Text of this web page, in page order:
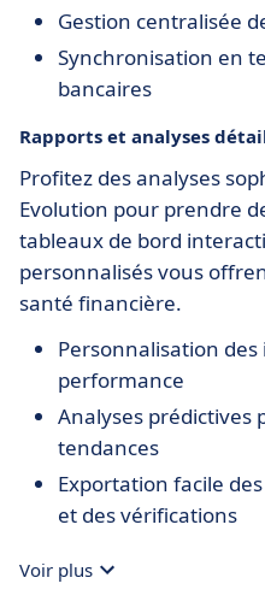
Gestion centralisée
Synchronisation en
bancaires
Rapports et analyses
Profitez des analyses
Evolution pour prendre
tableaux de bord
personnalisés vous
santé financière.
Personnalisation
performance
Analyses prédictives
tendances
Exportation facile
et des vérifications
Voir plus